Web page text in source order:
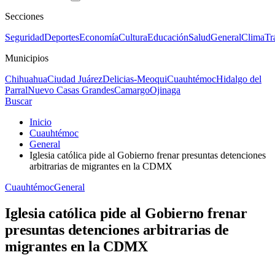
Secciones
SeguridadDeportesEconomíaCulturaEducaciónSaludGeneralClima
Municipios
ChihuahuaCiudad JuárezDelicias-MeoquiCuauhtémocHidalgo del
ParralNuevo Casas GrandesCamargoOjinaga
Buscar
Inicio
Cuauhtémoc
General
Iglesia católica pide al Gobierno frenar presuntas detenciones
arbitrarias de migrantes en la CDMX
CuauhtémocGeneral
Iglesia católica pide al Gobierno frenar
presuntas detenciones arbitrarias de
migrantes en la CDMX